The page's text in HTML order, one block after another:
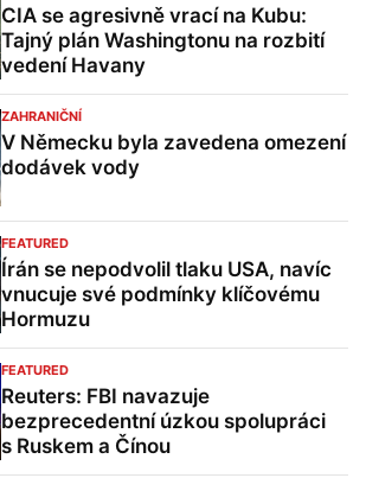
CIA se agresivně vrací na Kubu:
Tajný plán Washingtonu na rozbití
vedení Havany
ZAHRANIČNÍ
V Německu byla zavedena omezení
dodávek vody
FEATURED
Írán se nepodvolil tlaku USA, navíc
vnucuje své podmínky klíčovému
Hormuzu
FEATURED
Reuters: FBI navazuje
bezprecedentní úzkou spolupráci
s Ruskem a Čínou